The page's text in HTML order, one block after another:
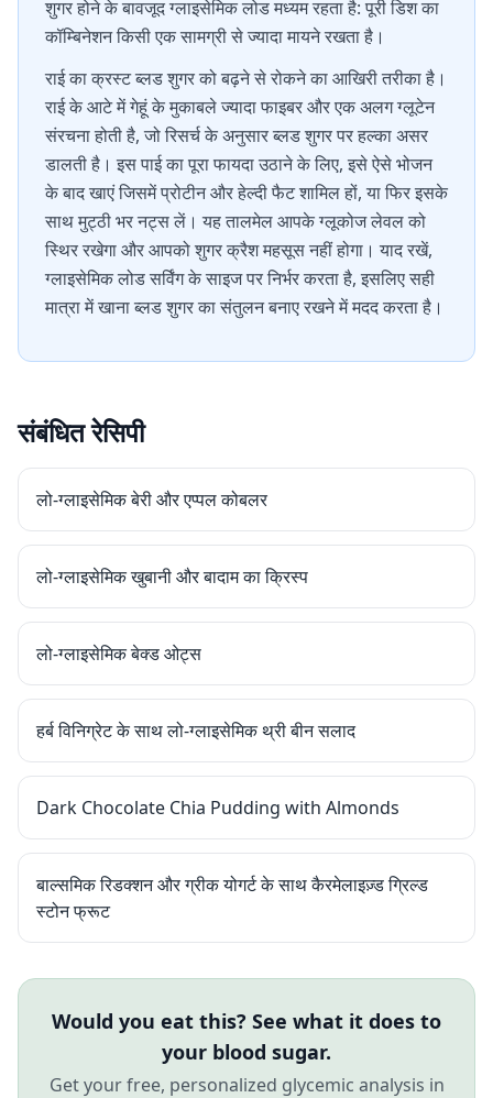
शुगर होने के बावजूद ग्लाइसेमिक लोड मध्यम रहता है: पूरी डिश का
कॉम्बिनेशन किसी एक सामग्री से ज्यादा मायने रखता है।
राई का क्रस्ट ब्लड शुगर को बढ़ने से रोकने का आखिरी तरीका है।
राई के आटे में गेहूं के मुकाबले ज्यादा फाइबर और एक अलग ग्लूटेन
संरचना होती है, जो रिसर्च के अनुसार ब्लड शुगर पर हल्का असर
डालती है। इस पाई का पूरा फायदा उठाने के लिए, इसे ऐसे भोजन
के बाद खाएं जिसमें प्रोटीन और हेल्दी फैट शामिल हों, या फिर इसके
साथ मुट्ठी भर नट्स लें। यह तालमेल आपके ग्लूकोज लेवल को
स्थिर रखेगा और आपको शुगर क्रैश महसूस नहीं होगा। याद रखें,
ग्लाइसेमिक लोड सर्विंग के साइज पर निर्भर करता है, इसलिए सही
मात्रा में खाना ब्लड शुगर का संतुलन बनाए रखने में मदद करता है।
संबंधित रेसिपी
लो-ग्लाइसेमिक बेरी और एप्पल कोबलर
लो-ग्लाइसेमिक खुबानी और बादाम का क्रिस्प
लो-ग्लाइसेमिक बेक्ड ओट्स
हर्ब विनिग्रेट के साथ लो-ग्लाइसेमिक थ्री बीन सलाद
Dark Chocolate Chia Pudding with Almonds
बाल्समिक रिडक्शन और ग्रीक योगर्ट के साथ कैरमेलाइज़्ड ग्रिल्ड
स्टोन फ्रूट
Would you eat this? See what it does to
your blood sugar.
Get your free, personalized glycemic analysis in